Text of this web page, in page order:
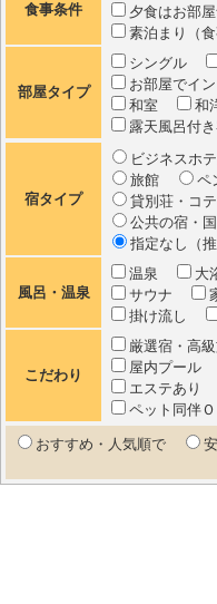
食事条件
夕食はお部
素泊まり（
部屋タイプ
シングル
お部屋でイ
和室
和
露天風呂付
宿タイプ
ビジネスホ
旅館
ペ
貸別荘・コ
公共の宿・
指定なし（推
風呂・温泉
温泉 大
サウナ
掛け流し
こだわり
厳選宿・高
屋内プール
エステあり
ペット同伴
おすすめ・人気順で